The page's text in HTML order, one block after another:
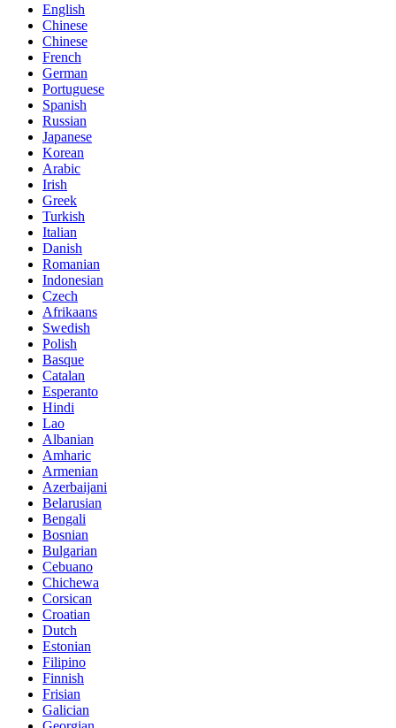
English
Chinese
Chinese
French
German
Portuguese
Spanish
Russian
Japanese
Korean
Arabic
Irish
Greek
Turkish
Italian
Danish
Romanian
Indonesian
Czech
Afrikaans
Swedish
Polish
Basque
Catalan
Esperanto
Hindi
Lao
Albanian
Amharic
Armenian
Azerbaijani
Belarusian
Bengali
Bosnian
Bulgarian
Cebuano
Chichewa
Corsican
Croatian
Dutch
Estonian
Filipino
Finnish
Frisian
Galician